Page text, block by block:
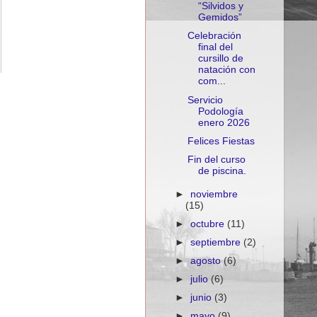
“Silvidos y
Gemidos”
Celebración
final del
cursillo de
natación con
com...
Servicio
Podología
enero 2026
Felices Fiestas
Fin del curso
de piscina.
► noviembre
(15)
►octubre (11)
►septiembre (2)
►agosto(6)
► julio(6)
► junio (3)